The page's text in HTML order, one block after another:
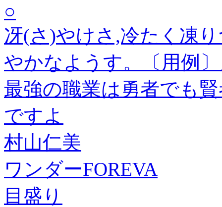
○
冴(さ)やけさ,冷たく凍
やかなようす。〔用例
最強の職業は勇者でも
ですよ
村山仁美
ワンダーFOREVA
目盛り